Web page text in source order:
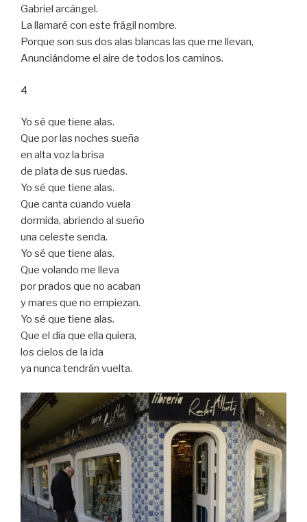
Gabriel arcángel.
La llamaré con este frágil nombre.
Porque son sus dos alas blancas las que me llevan,
Anunciándome el aire de todos los caminos.
4
Yo sé que tiene alas.
Que por las noches sueña
en alta voz la brisa
de plata de sus ruedas.
Yo sé que tiene alas.
Que canta cuando vuela
dormida, abriendo al sueño
una celeste senda.
Yo sé que tiene alas.
Que volando me lleva
por prados que no acaban
y mares que no empiezan.
Yo sé que tiene alas.
Que el día que ella quiera,
los cielos de la ida
ya nunca tendrán vuelta.